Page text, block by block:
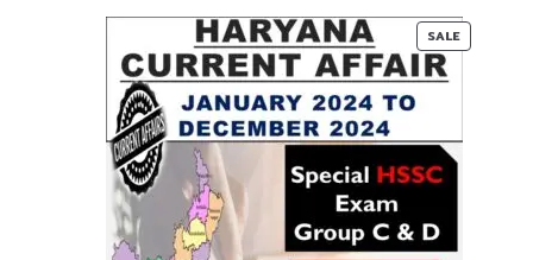
00.
00.
SALE